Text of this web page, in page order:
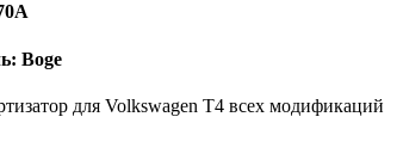
Boge
для Volkswagen T4 всех модификаций